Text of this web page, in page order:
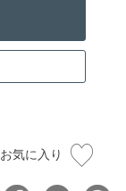
お気に入り